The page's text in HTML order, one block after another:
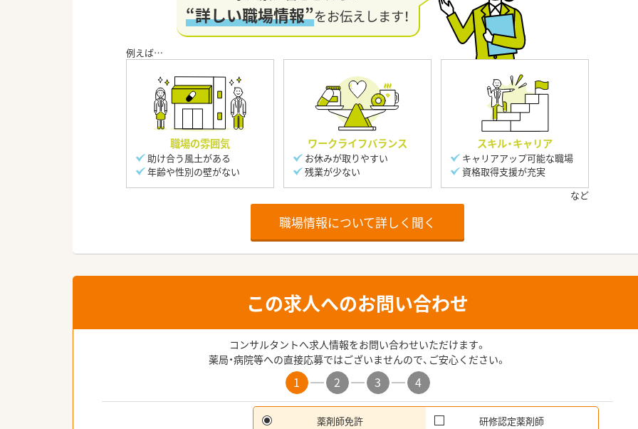
“詳しい職場情報”をお伝えします！
職場の雰囲気
助け合う風土がある
年齢や性別の壁がない
ワークライフバランス
お休みが取りやすい
残業が少ない
スキル・キャリア
キャリアアップ可能な職場
資格取得支援が充実
職場情報について詳しく聞く
この求人へのお問い合わせ
コンサルタントへ求人情報をお問い合わせいただけます。
薬局・病院等への直接応募ではございませんので、ご安心ください。
1 2 3 4
薬剤師免許 研修認定薬剤師